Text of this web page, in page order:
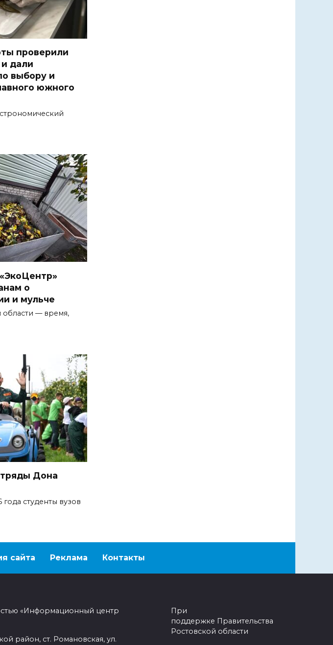
проверили
дали
выбору и
южного
о
и мульче
области — время,
Дона
студенты вузов
сайта Реклама Контакты
«Информационный центр
район, ст. Романовская, ул.
При
поддержке Правительства
Ростовской области